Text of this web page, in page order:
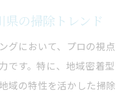
掃除の成功事例
てのハウスクリーニン
ソッド
県の掃除トレンド
グにおいて、プロの視点
です。特に、地域密着型
域の特性を活かした掃除